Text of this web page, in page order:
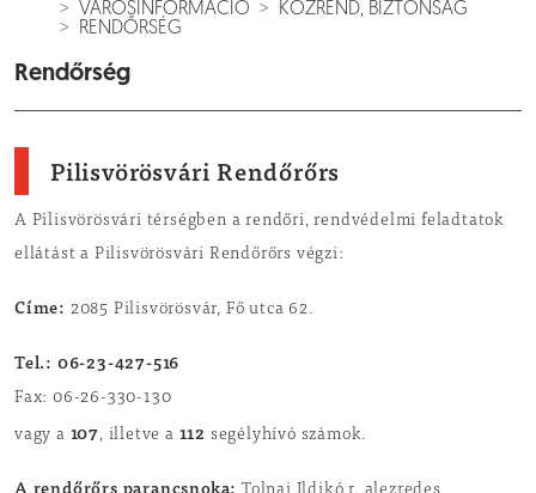
VÁROSINFORMÁCIÓ
KÖZREND, BIZTONSÁG
RENDŐRSÉG
Rendőrség
Pilisvörösvári Rendőrőrs
A Pilisvörösvári térségben a rendőri, rendvédelmi feladtatok
ellátást a Pilisvörösvári Rendőrőrs végzi:
Címe: 2085 Pilisvörösvár, Fő utca 62.
Tel.: 06-23-427-516
Fax: 06-26-330-130
vagy a 107 , illetve a 112 segélyhívó számok.
A rendőrőrs parancsnoka: